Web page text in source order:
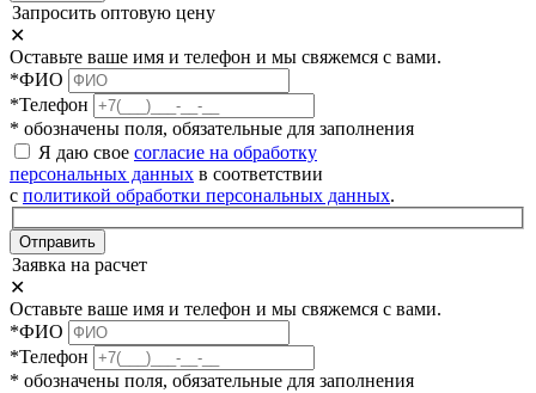
Запросить оптовую цену
✕
Оставьте ваше имя и телефон и мы свяжемся с вами.
*ФИО
*Телефон
* обозначены поля, обязательные для заполнения
Я даю свое согласие на обработку
персональных данных в соответствии
с политикой обработки персональных данных.
Отправить
Заявка на расчет
✕
Оставьте ваше имя и телефон и мы свяжемся с вами.
*ФИО
*Телефон
* обозначены поля, обязательные для заполнения